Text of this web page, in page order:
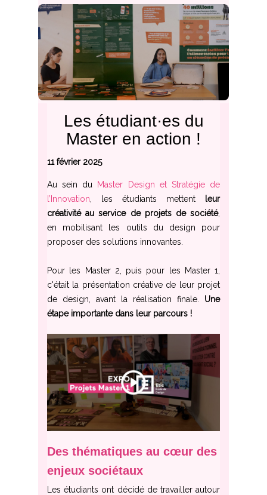
Les étudiant·es du
Master en action !
11 février 2025
Au sein du Master Design et Stratégie de
l’Innovation , les étudiants mettent
leur
créativité au service de projets de société,
en mobilisant les outils du design pour
proposer des solutions innovantes.
Pour les Master 2, puis pour les Master 1,
c'était la présentation créative de leur projet
de design, avant la réalisation finale.
Une
étape importante dans leur parcours !
Des thématiques au cœur des
enjeux sociétaux
Les étudiants ont décidé de travailler autour